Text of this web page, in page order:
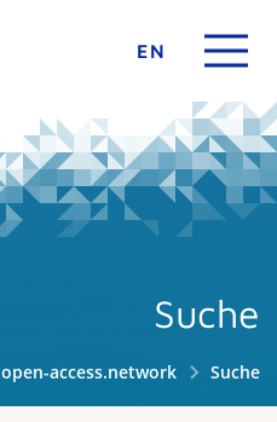
EN
Suche
open-access.network Suche